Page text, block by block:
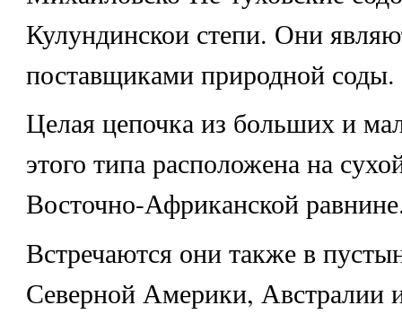
Кулундинскои степи. Они
поставщиками природной соды.
Целая цепочка из больших и
этого типа расположена на
Восточно-Африканской
Встречаются они также в
Северной Америки, Австралии